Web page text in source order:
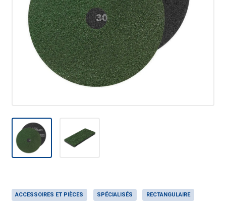
ACCESSOIRES ET PIÈCES SPÉCIALISÉS RECTANGULAIRE